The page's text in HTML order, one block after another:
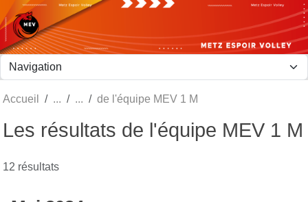
Accueil de l'équipe MEV 1 M
Les résultats de l'équipe MEV 1 M
12 résultats
Panneau de gestion des cookies